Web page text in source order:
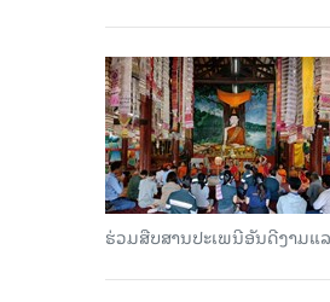
ຮ່ວມສືບສານປະເພນີອັນດີງາມແ